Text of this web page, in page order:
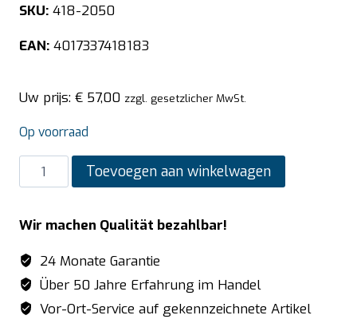
SKU: 418-2050
EAN: 4017337418183
Uw prijs: € 57,00 zzgl. gesetzlicher MwSt.
Op voorraad
SARO
AS002
10
mm
(aluminium)
voor
CARUS/TITUS
Toevoegen aan winkelwagen
Wir machen Qualität bezahlbar!
24 Monate Garantie
Über 50 Jahre Erfahrung im Handel
Vor-Ort-Service auf gekennzeichnete Artikel